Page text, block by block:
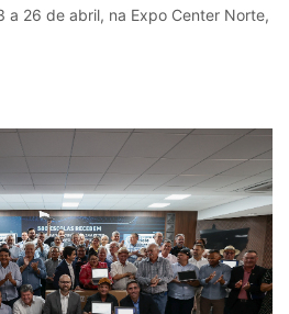
a 26 de abril, na Expo Center Norte,